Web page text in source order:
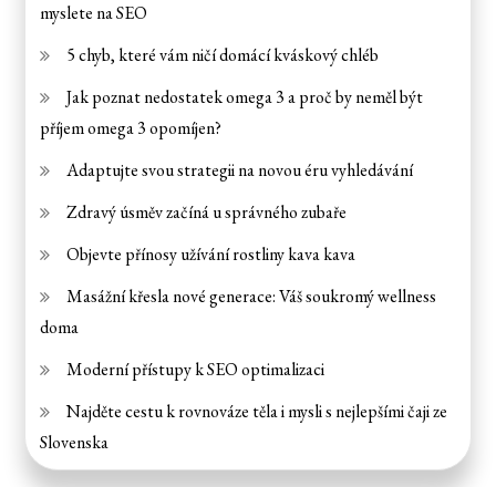
myslete na SEO
5 chyb, které vám ničí domácí kváskový chléb
Jak poznat nedostatek omega 3 a proč by neměl být
příjem omega 3 opomíjen?
Adaptujte svou strategii na novou éru vyhledávání
Zdravý úsměv začíná u správného zubaře
Objevte přínosy užívání rostliny kava kava
Masážní křesla nové generace: Váš soukromý wellness
doma
Moderní přístupy k SEO optimalizaci
Najděte cestu k rovnováze těla i mysli s nejlepšími čaji ze
Slovenska